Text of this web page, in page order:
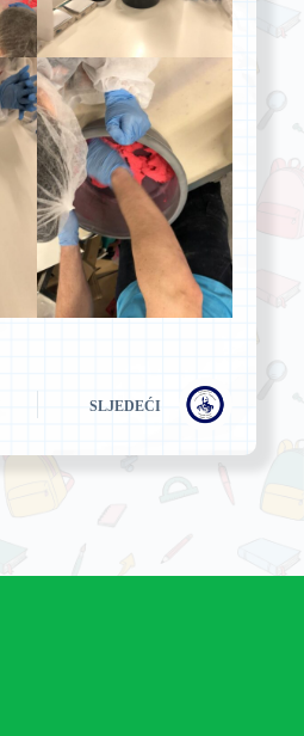
SLJEDEĆI